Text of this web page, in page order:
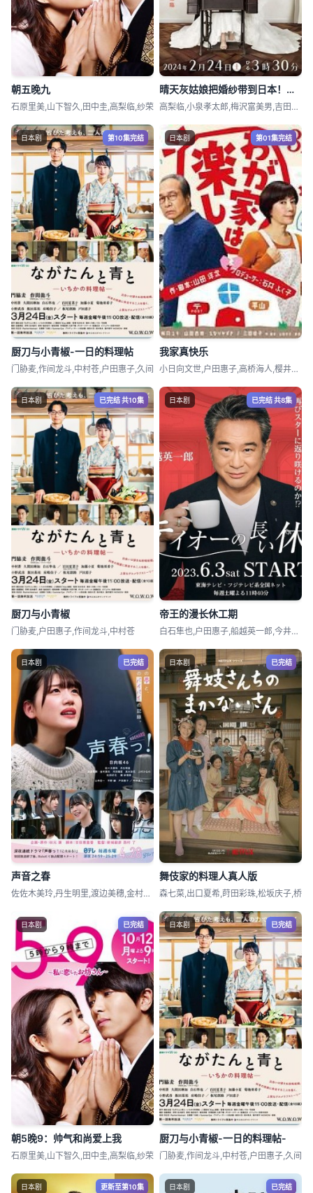
朝五晚九
石原里美,山下智久,田中圭,高梨临,纱荣
晴天灰姑娘把婚纱带到日本！一位女性的挑战
高梨临,小泉孝太郎,梅沢富美男,吉田美月
日本剧 第10集完结
厨刀与小青椒-一日的料理帖
门胁麦,作间龙斗,中村苍,户田惠子,久间
日本剧 第01集完结
我家真快乐
小日向文世,户田惠子,高桥海人,樱井由纪
日本剧 已完结 共10集
厨刀与小青椒
门胁麦,户田惠子,作间龙斗,中村苍
日本剧 已完结 共8集
帝王的漫长休工期
白石隼也,户田惠子,船越英一郎,今井悠贵
日本剧 已完结
声音之春
佐佐木美玲,丹生明里,渡边美穗,金村美玖
日本剧 已完结
舞伎家的料理人真人版
森七菜,出口夏希,莳田彩珠,松坂庆子,桥
日本剧 已完结
朝5晚9：帅气和尚爱上我
石原里美,山下智久,田中圭,高梨临,纱荣
日本剧 已完结
厨刀与小青椒-一日的料理帖-
门胁麦,作间龙斗,中村苍,户田惠子,久间
日本剧 更新至第10集 日本剧 已完结